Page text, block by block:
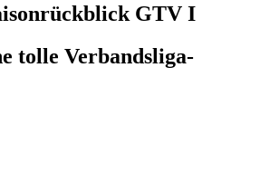
GTV I
tolle Verbandsliga-